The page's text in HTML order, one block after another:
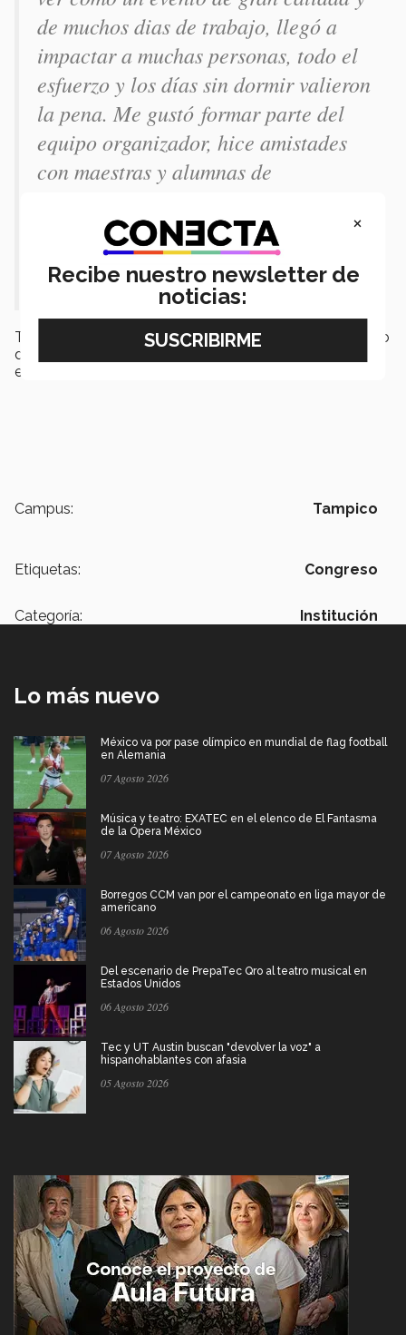
de muchos dias de trabajo, llegó a
impactar a muchas personas, todo el
esfuerzo y los días sin dormir valieron
la pena. Me gustó formar parte del
equipo organizador, hice amistades
con maestras y alumnas de
conservar para toda la vida, somos
personas buscando con las mismas
ganas llegar a un mismo objetivo.
Tras la buena aceptación del público sobre el contenido
de Growth, quedaremos a la espera de la siguiente
edición.
Campus: Tampico
Etiquetas: Congreso
Categoría: Institución
Lo más nuevo
México va por pase olímpico en mundial de flag football
en Alemania
07 Agosto 2026
Música y teatro: EXATEC en el elenco de El Fantasma
de la Ópera México
07 Agosto 2026
Borregos CCM van por el campeonato en liga mayor de
americano
06 Agosto 2026
Del escenario de PrepaTec Qro al teatro musical en
Estados Unidos
06 Agosto 2026
Tec y UT Austin buscan "devolver la voz" a
hispanohablantes con afasia
05 Agosto 2026
×
Recibe nuestro newsletter de
noticias: